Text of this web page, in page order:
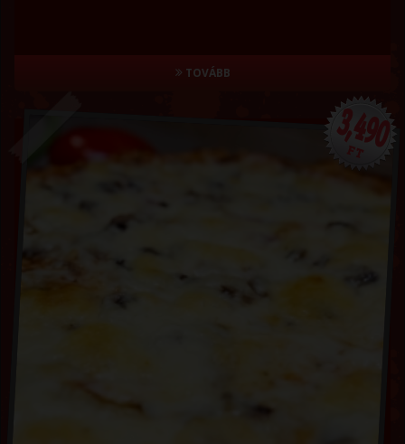
TOVÁBB
3,490
FT